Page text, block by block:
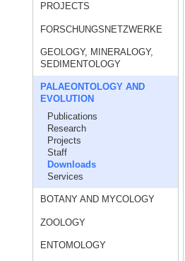
PROJECTS
FORSCHUNGSNETZWERKE
GEOLOGY, MINERALOGY,
SEDIMENTOLOGY
PALAEONTOLOGY AND
EVOLUTION
Publications
Research
Projects
Staff
Downloads
Services
BOTANY AND MYCOLOGY
ZOOLOGY
ENTOMOLOGY